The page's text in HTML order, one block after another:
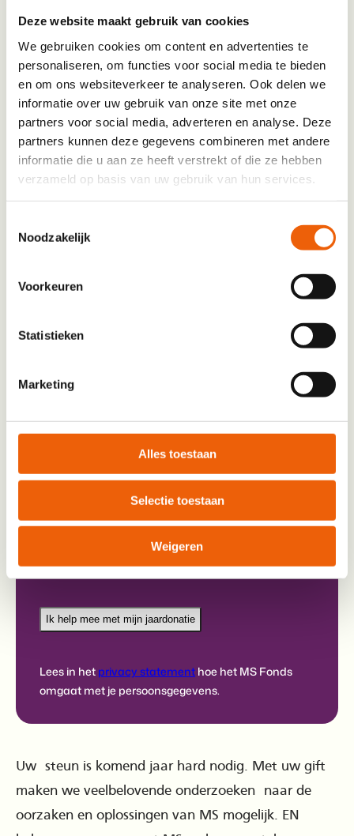
Deze website maakt gebruik van cookies
We gebruiken cookies om content en advertenties te
personaliseren, om functies voor social media te bieden
en om ons websiteverkeer te analyseren. Ook delen we
informatie over uw gebruik van onze site met onze
partners voor social media, adverteren en analyse. Deze
partners kunnen deze gegevens combineren met andere
informatie die u aan ze heeft verstrekt of die ze hebben
verzameld op basis van uw gebruik van hun services.
Noodzakelijk
Voorkeuren
Statistieken
Marketing
Alles toestaan
Selectie toestaan
Weigeren
Aanhef *
De heer Mevrouw
Naam *
First
Tussenvoegsel
E-mailadres
E-mailadres gebruiken we om je een bevestiging
te sturen.
Telefoonnummer
method
one-
*
iDeal | Wero Machtiging
Lees in het privacy statement hoe het MS Fonds
omgaat met je persoonsgegevens.
Uw steun is komend jaar hard nodig. Met uw gift
maken we veelbelovende onderzoeken naar de
oorzaken en oplossingen van MS mogelijk. EN